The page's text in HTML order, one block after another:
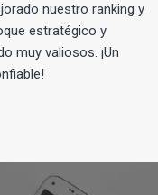
nuestro ranking y
estratégico y
muy valiosos. ¡Un